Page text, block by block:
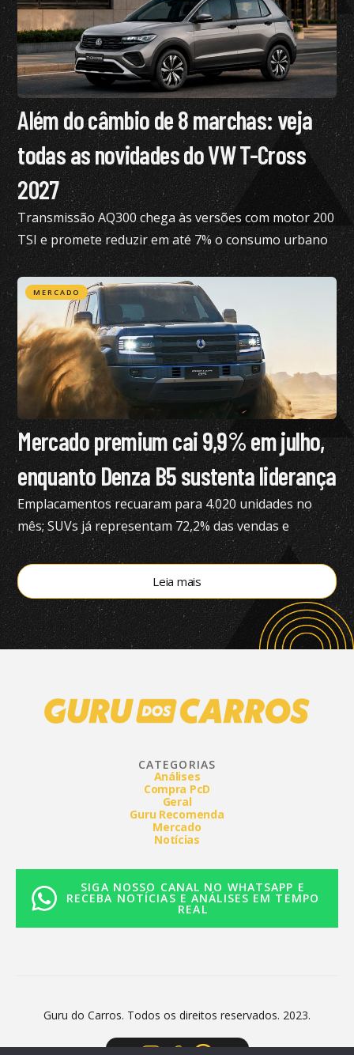
Além do câmbio de 8 marchas: veja
todas as novidades do VW T-Cross
2027
Transmissão AQ300 chega às versões com motor 200
TSI e promete reduzir em até 7% o consumo urbano
com gasolina
MERCADO
Mercado premium cai 9,9% em julho,
enquanto Denza B5 sustenta liderança
Emplacamentos recuaram para 4.020 unidades no
mês; SUVs já representam 72,2% das vendas e
modelos eletrificados respondem por 55,4% do
segmento, aponta a Bright Consulting.
Leia mais
CATEGORIAS
Análises
Compra PcD
Geral
Guru Recomenda
Mercado
Notícias
SIGA NOSSO CANAL NO WHATSAPP E
RECEBA NOTÍCIAS E ANÁLISES EM TEMPO
REAL
Guru do Carros. Todos os direitos reservados. 2023.